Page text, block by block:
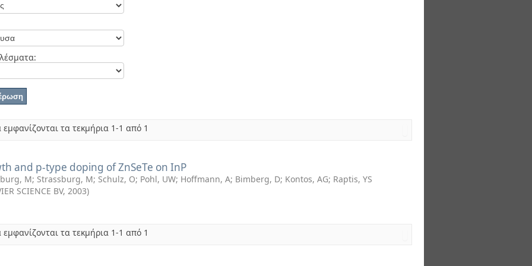
τα τεκμήρια 1-1 από 1
and p-type doping of ZnSeTe on InP
M; Strassburg, M; Schulz, O; Pohl, UW; Hoffmann, A; Bimberg, D; Kontos, AG; Raptis, YS
SCIENCE BV, 2003)
τα τεκμήρια 1-1 από 1